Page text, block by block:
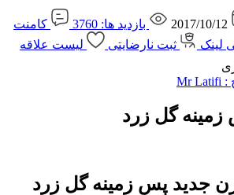
بازدید ها: 3760
کامنت
لینک ثبت نارضایتی
لیست علاقه
:
Mr Latifi
زمینه گل زرد
جدید پس زمینه گل زرد